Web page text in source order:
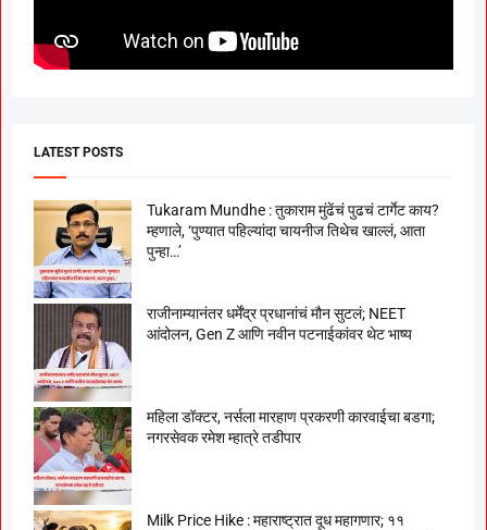
LATEST POSTS
Tukaram Mundhe : तुकाराम मुंढेंचं पुढचं टार्गेट काय?
म्हणाले, ‘पुण्यात पहिल्यांदा चायनीज तिथेच खाल्लं, आता
पुन्हा…’
राजीनाम्यानंतर धर्मेंद्र प्रधानांचं मौन सुटलं; NEET
आंदोलन, Gen Z आणि नवीन पटनाईकांवर थेट भाष्य
महिला डॉक्टर, नर्सला मारहाण प्रकरणी कारवाईचा बडगा;
नगरसेवक रमेश म्हात्रे तडीपार
Milk Price Hike : महाराष्ट्रात दूध महागणार; ११